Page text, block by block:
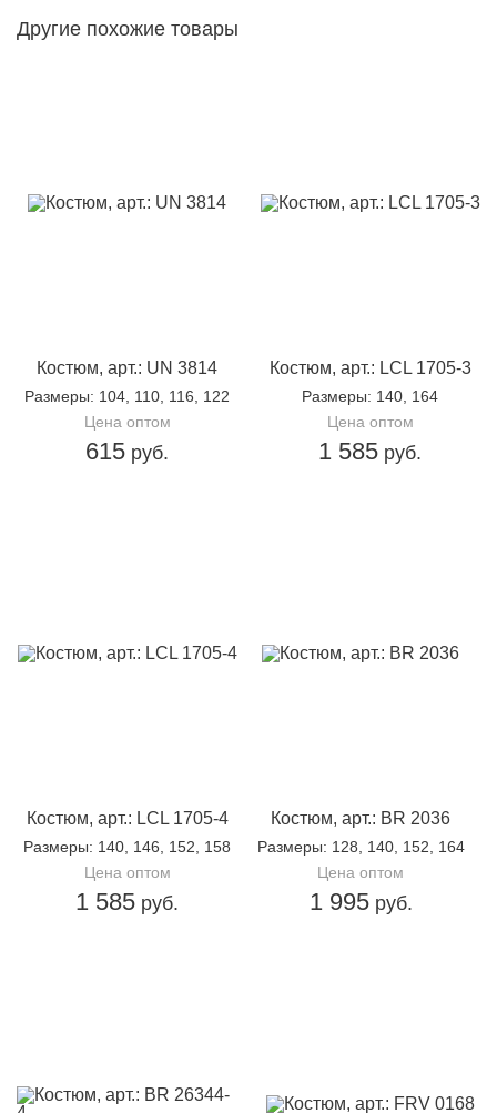
футболка из кулирки с эластаном
Другие похожие товары
Костюм, арт.: UN 3814
Размеры: 104, 110, 116, 122
Цена оптом
615 руб.
Костюм, арт.: LCL 1705-3
Размеры: 140, 164
Цена оптом
1 585 руб.
Костюм, арт.: LCL 1705-4
Размеры: 140, 146, 152, 158
Цена оптом
1 585 руб.
Костюм, арт.: BR 2036
Размеры: 128, 140, 152, 164
Цена оптом
1 995руб.